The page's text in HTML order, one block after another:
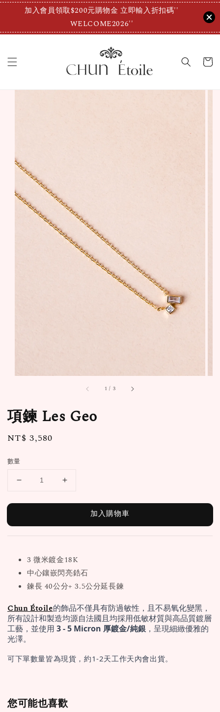
加入會員領取$200元購物金 立即輸入折扣碼''
WELCOME2026''
1 / 3
項鍊 Les Geo
Regular
NT$ 3,580
數量
加入購物車
3 微米鍍金18K
中心鑲嵌閃亮鋯石
鍊長 40公分+ 3.5公分延長鍊
Chun Étoile的飾品不僅具有防過敏性，且不易氧化變黑，
所有設計和製造均源自法國且均採用低敏材質與高品質鍍層
工藝，並使用 3 - 5 Micron 厚鍍金/純銀 ，呈現細緻優雅的
光澤。
可下單數量皆為現貨，約1-2天工作天內會出貨。
您可能也喜歡